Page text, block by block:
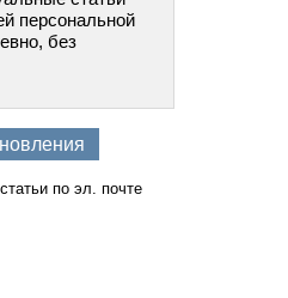
персональной
без
по эл. почте